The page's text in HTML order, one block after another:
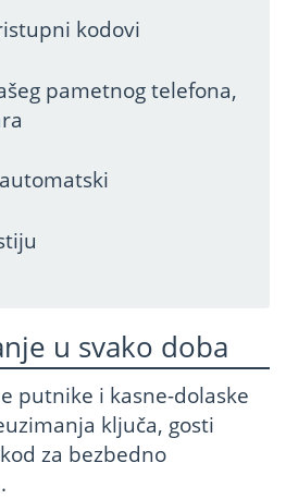
kodovi
pametnog telefona,
u svako doba
putnike i kasne-dolaske
ključa, gosti
za bezbedno